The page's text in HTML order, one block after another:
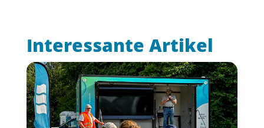
Interessante Artikel